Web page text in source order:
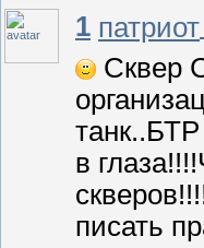
1 патриот
Сквер
в
писать